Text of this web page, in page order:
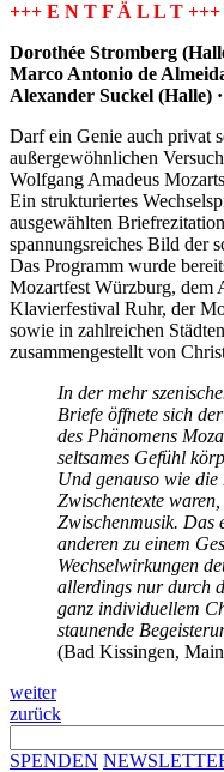
+++ E N T F Ä L L T +++
Dorothée Stromberg
Marco Antonio de
Alexander Suckel (Halle)
Darf ein Genie auch privat
außergewöhnlichen
Wolfgang Amadeus
Ein strukturiertes
ausgewählten
spannungsreiches Bild der
Das Programm wurde
Mozartfest Würzburg, dem
Klavierfestival Ruhr, der
sowie in zahlreichen
zusammengestellt von
In der mehr
Briefe öffnete sich
des Phänomens
seltsames Gefühl
Und genauso wie die
Zwischentexte
Zwischenmusik. Das
anderen zu einem
Wechselwirkungen
allerdings nur durch
ganz individuellem
staunende
(Bad Kissingen,
Beitragsnavigation
weiter
zurück
nach:
SPENDEN